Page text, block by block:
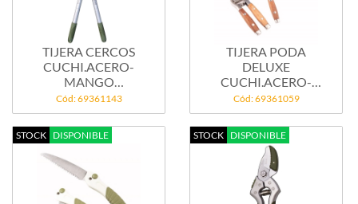
TIJERA CERCOS
CUCHI.ACERO-
MANGO
TELESCOPICO-62CM
Cód: 69361143
TIJERA PODA
DELUXE
CUCHI.ACERO-
MANGO INOX Y
MADERA
Cód: 69361059
STOCK DISPONIBLE STOCK DISPONIBLE